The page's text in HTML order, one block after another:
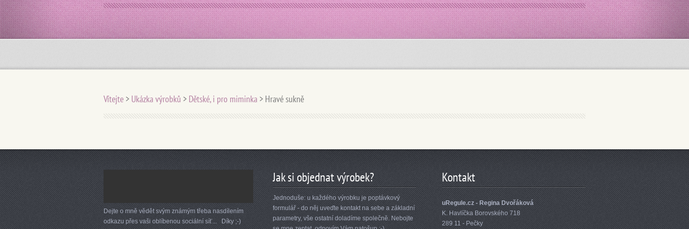
Vítejte > Ukázka výrobků > Dětské, i pro miminka > Hravé sukně
Dejte o mně vědět svým známým třeba nasdílením
odkazu přes vaši oblíbenou sociální síť... Díky ;-)
Jak si objednat výrobek?
Jednoduše: u každého výrobku je poptávkový
formulář - do něj uveďte kontakt na sebe a základní
parametry, vše ostatní doladíme společně. Nebojte
Kontakt
uRegule.cz - Regina Dvořáková
K. Havlíčka Borovského 718
289 11 - Pečky